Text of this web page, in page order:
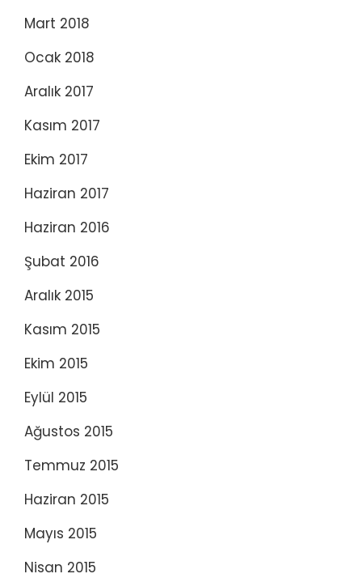
Mart 2018
Ocak 2018
Aralık 2017
Kasım 2017
Ekim 2017
Haziran 2017
Haziran 2016
Şubat 2016
Aralık 2015
Kasım 2015
Ekim 2015
Eylül 2015
Ağustos 2015
Temmuz 2015
Haziran 2015
Mayıs 2015
Nisan 2015